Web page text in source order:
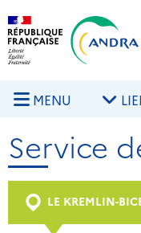
Aller au contenu
MENU
Service
LE KREMLIN-